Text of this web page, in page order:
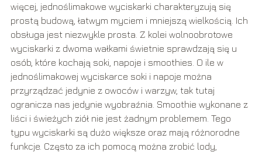
więcej, jednoślimakowe wyciskarki charakteryzują się
prostą budową, łatwym myciem i mniejszą wielkością. Ich
obsługa jest niezwykle prosta. Z kolei wolnoobrotowe
wyciskarki z dwoma wałkami świetnie sprawdzają się u
osób, które kochają soki, napoje i smoothies. O ile w
jednoślimakowej wyciskarce soki i napoje można
przyrządzać jedynie z owoców i warzyw, tak tutaj
ogranicza nas jedynie wyobraźnia. Smoothie wykonane z
liści i świeżych ziół nie jest żadnym problemem. Tego
typu wyciskarki są dużo większe oraz mają różnorodne
funkcje. Często za ich pomocą można zrobić lody,